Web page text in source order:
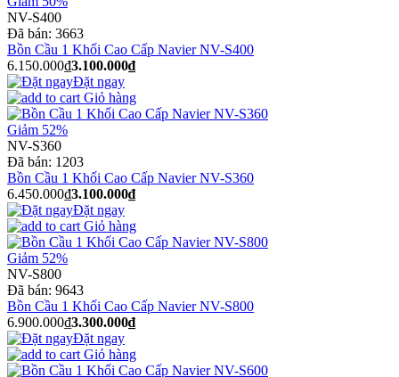
NV-S400
Đã bán: 3663
Bồn Cầu 1 Khối Cao Cấp Navier NV-S400
6.150.000₫3.100.000₫
Đặt ngay
Giỏ hàng
Giảm 52%
NV-S360
Đã bán: 1203
Bồn Cầu 1 Khối Cao Cấp Navier NV-S360
6.450.000₫3.100.000₫
Đặt ngay
Giỏ hàng
Giảm 52%
NV-S800
Đã bán: 9643
Bồn Cầu 1 Khối Cao Cấp Navier NV-S800
6.900.000₫3.300.000₫
Đặt ngay
Giỏ hàng